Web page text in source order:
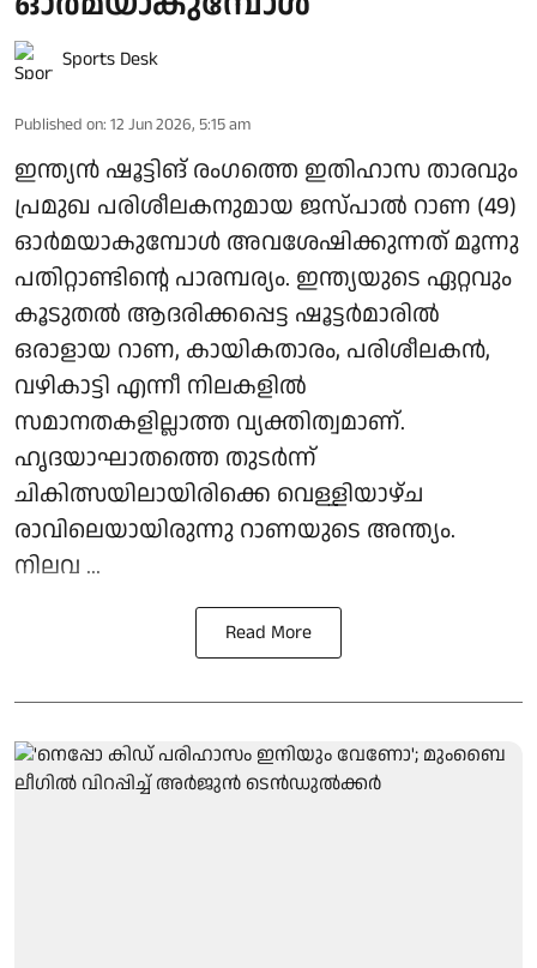
Sports Desk
Published on: 12 Jun 2026, 5:15 am
ഇന്ത്യന്‍ ഷൂട്ടിങ് രംഗത്തെ ഇതിഹാസ താരവും
പ്രമുഖ പരിശീലകനുമായ ജസ്പാല്‍ റാണ (49)
ഓർമയാകുമ്പോൾ അവശേഷിക്കുന്നത് മൂന്നു
പതിറ്റാണ്ടിന്റെ പാരമ്പര്യം. ഇന്ത്യയുടെ ഏറ്റവും
കൂടുതല്‍ ആദരിക്കപ്പെട്ട ഷൂട്ടര്‍മാരില്‍
ഒരാളായ റാണ, കായികതാരം, പരിശീലകന്‍,
വഴികാട്ടി എന്നീ നിലകളില്‍
സമാനതകളില്ലാത്ത വ്യക്തിത്വമാണ്.
ഹൃദയാഘാതത്തെ തുടര്‍ന്ന്
ചികിത്സയിലായിരിക്കെ വെള്ളിയാഴ്ച
രാവിലെയായിരുന്നു റാണയുടെ അന്ത്യം.
നിലവ ...
Read More